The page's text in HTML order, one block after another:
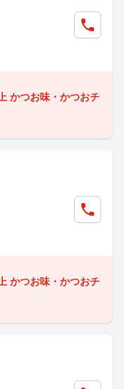
かつお味・かつおチ
かつお味・かつおチ